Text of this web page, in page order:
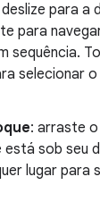
deslize para a
para
sequência.
selecionar
: arraste
sob seu
lugar para